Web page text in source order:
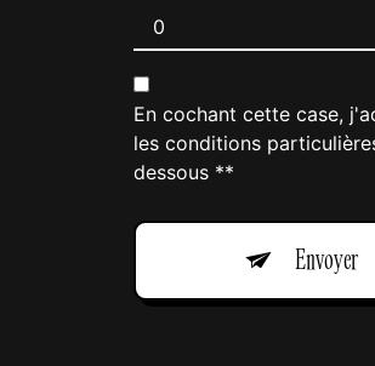
En cochant cette case,
les conditions
dessous **
Envoyer